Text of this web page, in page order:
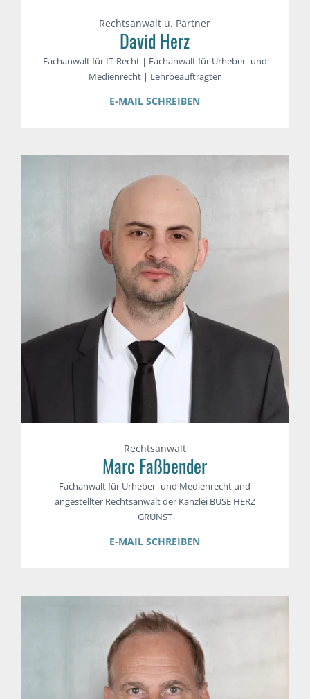
Rechtsanwalt u. Partner
David Herz
Fachanwalt für IT-Recht | Fachanwalt für Urheber- und
Medienrecht | Lehrbeauftragter
E-MAIL SCHREIBEN
Rechtsanwalt
Marc Faßbender
Fachanwalt für Urheber- und Medienrecht und
angestellter Rechtsanwalt der Kanzlei BUSE HERZ
GRUNST
E-MAIL SCHREIBEN